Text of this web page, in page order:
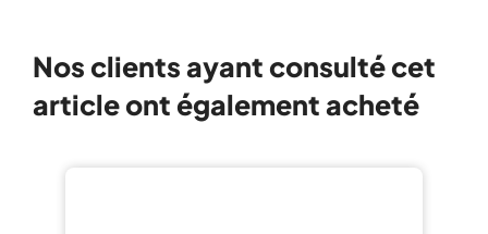
Nos clients ayant consulté cet
article ont également acheté